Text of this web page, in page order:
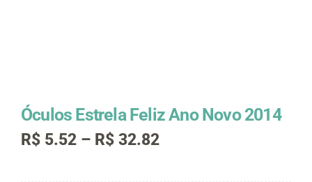
Óculos Estrela Feliz Ano Novo 2014
R$ 5.52 – R$ 32.82Faixa